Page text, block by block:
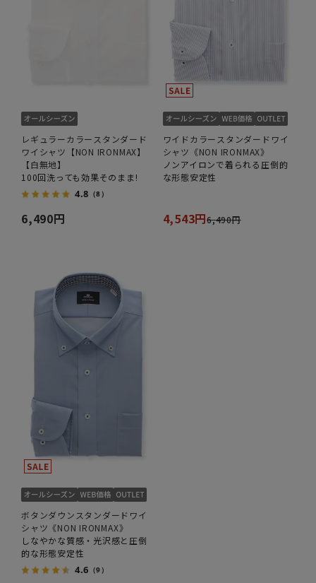
レギュラーカラースタンダード
ワイシャツ【NON IRONMAX】
【白無地】
100回洗っても効果そのまま!
4.8 （8）
6,490円
ワイドカラースタンダードワイ
シャツ《NON IRONMAX》
ノンアイロンで着られる圧倒的
な形態安定性
4,543円6,490円
ボタンダウンスタンダードワイ
シャツ《NON IRONMAX》
しなやかな質感・光沢感と圧倒
的な形態安定性
4.6 （9）